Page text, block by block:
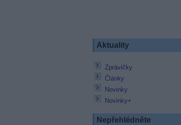
Aktuality
Zprávičky
Články
Novinky
Novinky+
Nepřehlédněte